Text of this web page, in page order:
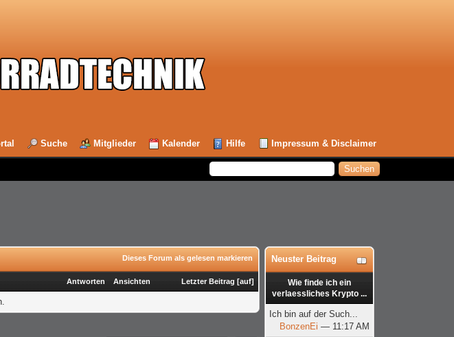
Suche Mitglieder Kalender Hilfe Impressum & Disclaimer
Dieses Forum als gelesen markieren
Antworten Ansichten Letzter Beitrag [auf]
Neuster Beitrag
Wie finde ich ein
verlaessliches Krypto ...
Ich bin auf der Such...
BonzenEi — 11:17 AM